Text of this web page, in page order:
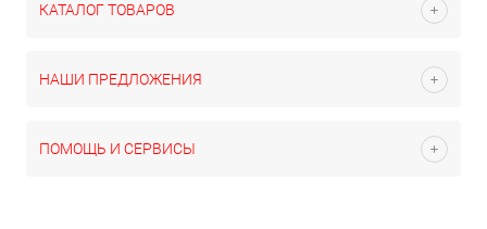
КАТАЛОГ ТОВАРОВ
НАШИ ПРЕДЛОЖЕНИЯ
ПОМОЩЬ И СЕРВИСЫ